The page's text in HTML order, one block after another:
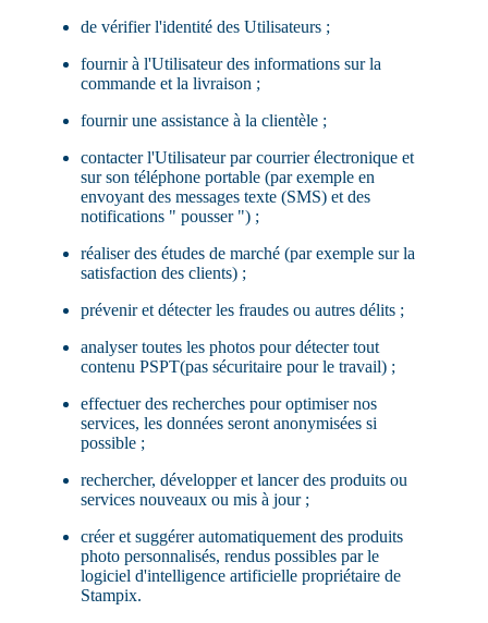
de vérifier l'identité des Utilisateurs ;
fournir à l'Utilisateur des informations sur la
commande et la livraison ;
fournir une assistance à la clientèle ;
contacter l'Utilisateur par courrier électronique et
sur son téléphone portable (par exemple en
envoyant des messages texte (SMS) et des
notifications " pousser ") ;
réaliser des études de marché (par exemple sur la
satisfaction des clients) ;
prévenir et détecter les fraudes ou autres délits ;
analyser toutes les photos pour détecter tout
contenu PSPT(pas sécuritaire pour le travail) ;
effectuer des recherches pour optimiser nos
services, les données seront anonymisées si
possible ;
rechercher, développer et lancer des produits ou
services nouveaux ou mis à jour ;
créer et suggérer automatiquement des produits
photo personnalisés, rendus possibles par le
logiciel d'intelligence artificielle propriétaire de
Stampix.